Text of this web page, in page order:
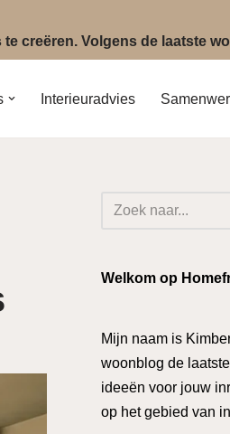
creëren. Volgens de laatste
Interieuradvies
Welkom op
Mijn naam is
woonblog de
ideeën voor jouw
op het gebied van